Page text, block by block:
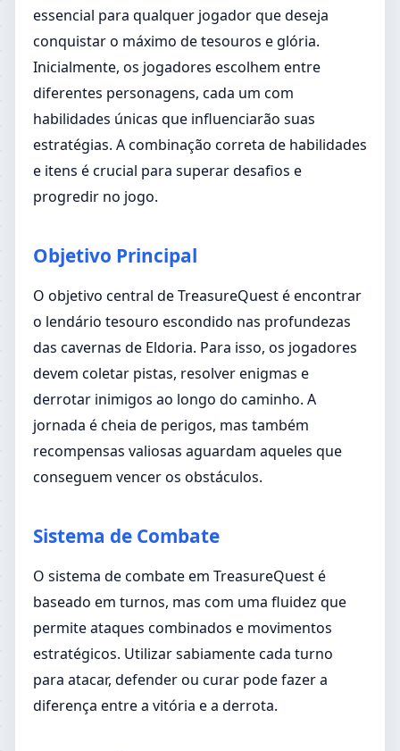
essencial para qualquer jogador que deseja
conquistar o máximo de tesouros e glória.
Inicialmente, os jogadores escolhem entre
diferentes personagens, cada um com
habilidades únicas que influenciarão suas
estratégias. A combinação correta de habilidades
e itens é crucial para superar desafios e
progredir no jogo.
Objetivo Principal
O objetivo central de TreasureQuest é encontrar
o lendário tesouro escondido nas profundezas
das cavernas de Eldoria. Para isso, os jogadores
devem coletar pistas, resolver enigmas e
derrotar inimigos ao longo do caminho. A
jornada é cheia de perigos, mas também
recompensas valiosas aguardam aqueles que
conseguem vencer os obstáculos.
Sistema de Combate
O sistema de combate em TreasureQuest é
baseado em turnos, mas com uma fluidez que
permite ataques combinados e movimentos
estratégicos. Utilizar sabiamente cada turno
para atacar, defender ou curar pode fazer a
diferença entre a vitória e a derrota.